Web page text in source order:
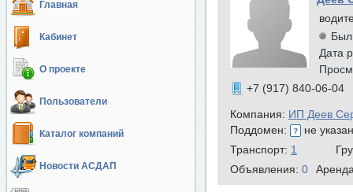
Главная
Кабинет
О проекте
Пользователи
Каталог компаний
Новости АСДАП
Был
Дата
+7 (917) 840-06-04
Компания: ИП Деев
Поддомен:
не
Транспорт: 1
Объявления: 0